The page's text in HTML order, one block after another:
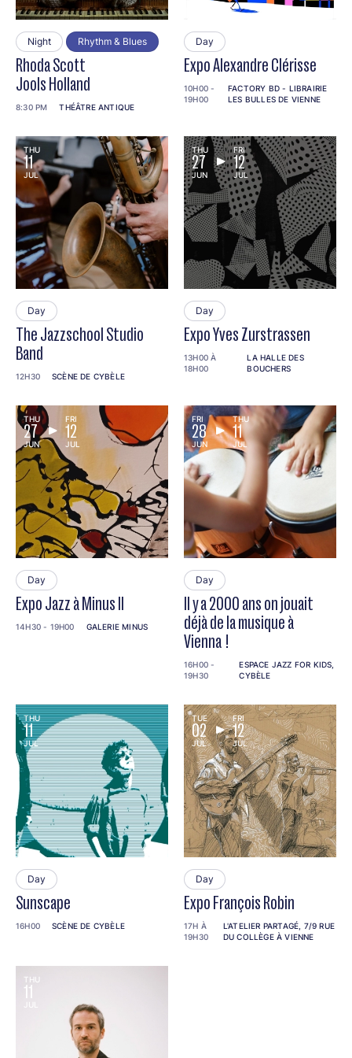
Night Rhythm & Blues
Rhoda Scott
Jools Holland
8:30 PM THÉÂTRE ANTIQUE
Day
Expo Alexandre Clérisse
10H00 -
19H00
FACTORY BD - LIBRAIRIE
LES BULLES DE VIENNE
THU
11
JUL
Day
The Jazzschool Studio
Band
12H30 SCÈNE DE CYBÈLE
THU
27
JUN
FRI
12
JUL
Day
Expo Yves Zurstrassen
13H00 À
18H00
LA HALLE DES
BOUCHERS
THU
27
JUN
FRI
12
JUL
Day
Expo Jazz à Minus ll
14H30 - 19H00 GALERIE MINUS
FRI
28
JUN
THU
11
JUL
Day
Il y a 2000 ans on jouait
déjà de la musique à
Vienna !
16H00 -
19H30
ESPACE JAZZ FOR KIDS,
CYBÈLE
THU
11
JUL
Day
Sunscape
16H00 SCÈNE DE CYBÈLE
TUE
02
JUL
FRI
12
JUL
Day
Expo François Robin
17H À
19H30
L'ATELIER PARTAGÉ, 7/9 RUE
DU COLLÈGE À VIENNE
THU
11
JUL